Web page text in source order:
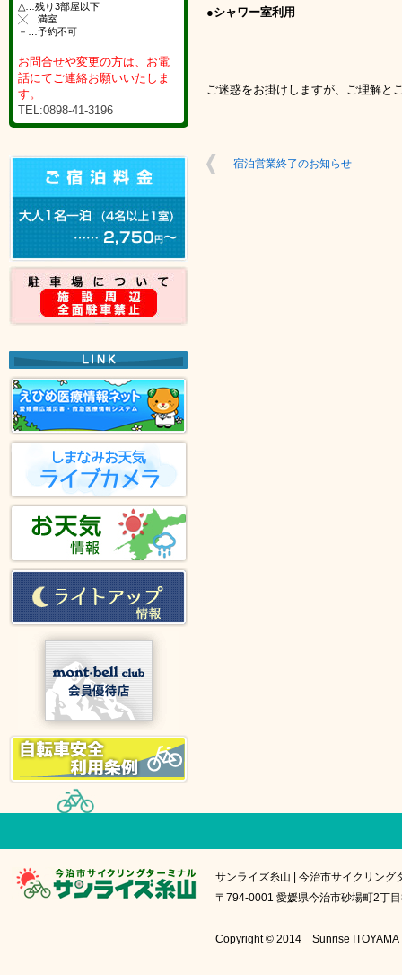
△…残り3部屋以下
╳…満室
－…予約不可
お問合せや変更の方は、お電
話にてご連絡お願いいたしま
す。
TEL:0898-41-3196
●シャワー室利用
ご迷惑をお掛けしますが、ご理解と
宿泊営業終了のお知らせ
サンライズ糸山 | 今治市サイクリング
〒794-0001 愛媛県今治市砂場町2
Copyright © 2014 Sunrise